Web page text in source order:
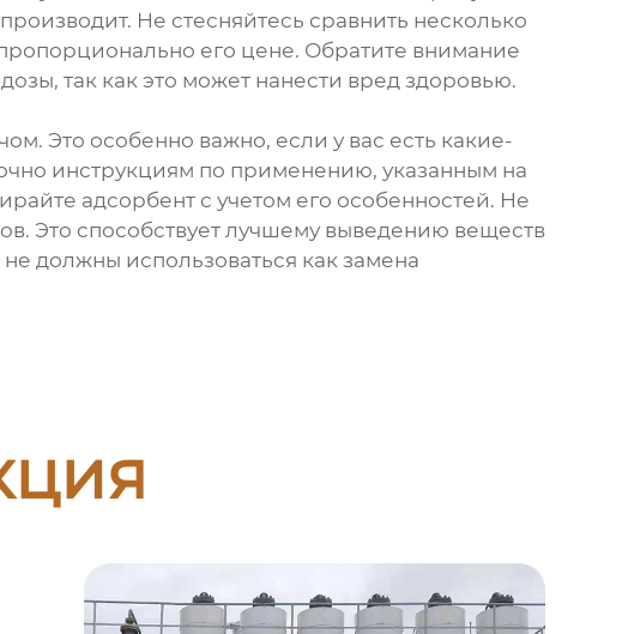
Не стесняйтесь сравнить несколько
его цене. Обратите внимание
так как это может нанести вред здоровью.
Это особенно важно, если у вас есть какие-
инструкциям по применению, указанным на
адсорбент с учетом его особенностей. Не
Это способствует лучшему выведению веществ
должны использоваться как замена